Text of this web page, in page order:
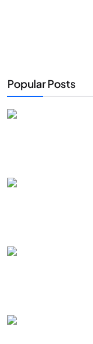
Popular Posts